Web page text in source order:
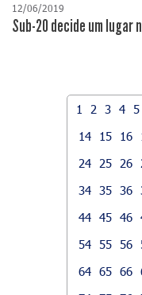
12/06/2019
Sub-20 decide um lugar
1 2 3 4 5
14
15 16
24
25 26
34 35 36
44 45 46
54 55 56
64 65 66